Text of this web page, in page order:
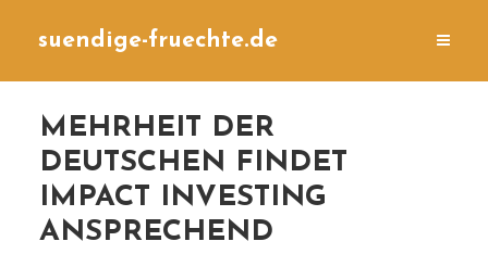
suendige-fruechte.de
MEHRHEIT DER
DEUTSCHEN FINDET
IMPACT INVESTING
ANSPRECHEND